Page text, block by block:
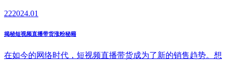
222024.01
揭秘短视频直播带货涨粉秘籍
在如今的网络时代，短视频直播带货成为了新的销售趋势。想